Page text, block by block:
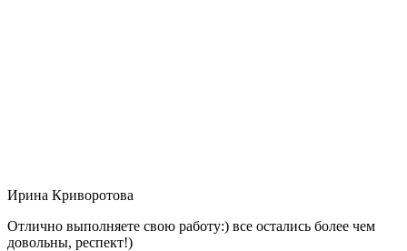
Ирина Криворотова
Отлично выполняете свою работу:) все остались более чем
довольны, респект!)